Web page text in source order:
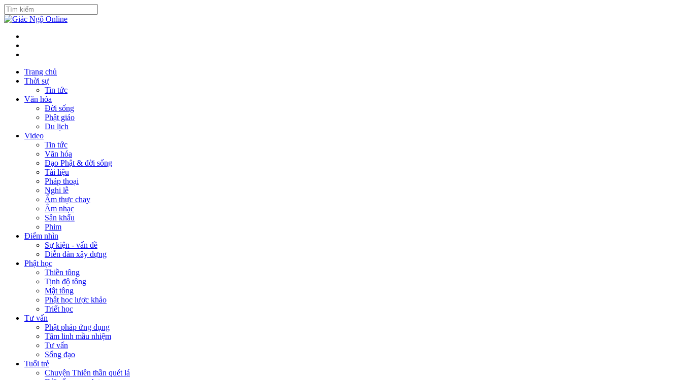
Trang chủ
Thời sự
Tin tức
Văn hóa
Đời sống
Phật giáo
Du lịch
Video
Tin tức
Văn hóa
Đạo Phật & đời sống
Tài liệu
Pháp thoại
Nghi lễ
Ẩm thực chay
Âm nhạc
Sân khấu
Phim
Điểm nhìn
Sự kiện - vấn đề
Diễn đàn xây dựng
Phật học
Thiền tông
Tịnh độ tông
Mật tông
Phật học lược khảo
Triết học
Tư vấn
Phật pháp ứng dụng
Tâm linh mầu nhiệm
Tư vấn
Sống đạo
Tuổi trẻ
Chuyện Thiên thần quét lá